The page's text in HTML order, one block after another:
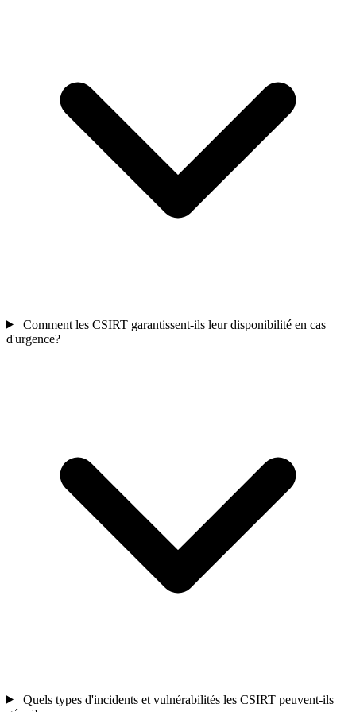
Comment les CSIRT garantissent-ils leur disponibilité en cas
d'urgence?
Quels types d'incidents et vulnérabilités les CSIRT peuvent-ils